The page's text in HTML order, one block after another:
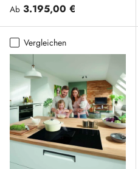
Normaler Preis
Ab 3.195,00 €
Vergleichen